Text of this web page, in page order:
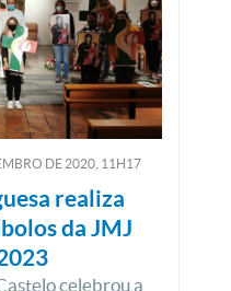
DE2020, 11H17
realiza
da JMJ
celebrou a